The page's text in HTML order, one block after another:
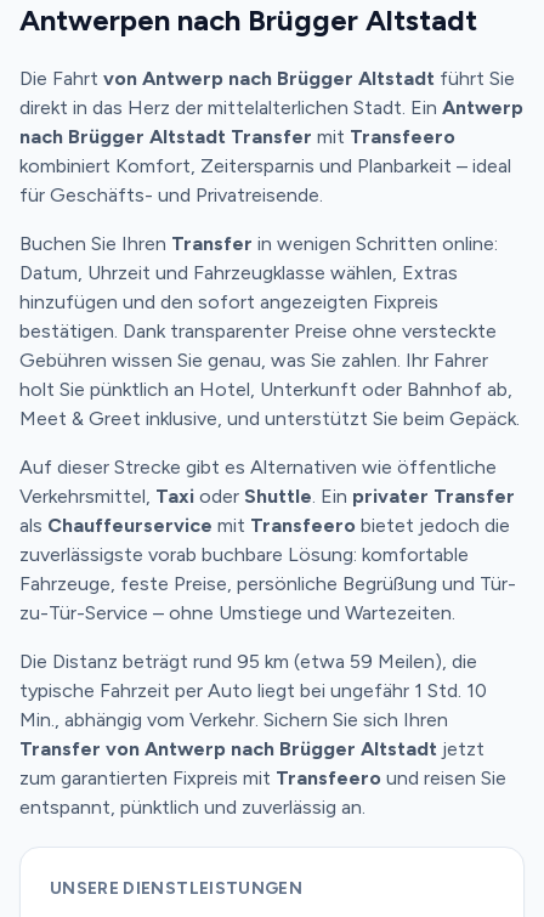
Antwerpen nach Brügger Altstadt
Die Fahrt von Antwerp nach Brügger Altstadt führt Sie
direkt in das Herz der mittelalterlichen Stadt. Ein Antwerp
nach Brügger Altstadt Transfer mit Transfeero
kombiniert Komfort, Zeitersparnis und Planbarkeit – ideal
für Geschäfts- und Privatreisende.
Buchen Sie Ihren Transfer in wenigen Schritten online:
Datum, Uhrzeit und Fahrzeugklasse wählen, Extras
hinzufügen und den sofort angezeigten Fixpreis
bestätigen. Dank transparenter Preise ohne versteckte
Gebühren wissen Sie genau, was Sie zahlen. Ihr Fahrer
holt Sie pünktlich an Hotel, Unterkunft oder Bahnhof ab,
Meet & Greet inklusive, und unterstützt Sie beim Gepäck.
Auf dieser Strecke gibt es Alternativen wie öffentliche
Verkehrsmittel, Taxi oder Shuttle. Ein privater Transfer
als Chauffeurservice mit Transfeero bietet jedoch die
zuverlässigste vorab buchbare Lösung: komfortable
Fahrzeuge, feste Preise, persönliche Begrüßung und Tür-
zu-Tür-Service – ohne Umstiege und Wartezeiten.
Die Distanz beträgt rund 95 km (etwa 59 Meilen), die
typische Fahrzeit per Auto liegt bei ungefähr 1 Std. 10
Min., abhängig vom Verkehr. Sichern Sie sich Ihren
Transfer von Antwerp nach Brügger Altstadt jetzt
zum garantierten Fixpreis mit Transfeero und reisen Sie
entspannt, pünktlich und zuverlässig an.
UNSERE DIENSTLEISTUNGEN